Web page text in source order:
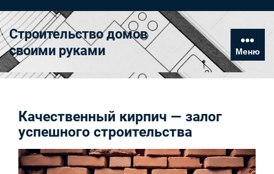
к
содержимому
Строительство домов
своими руками
Меню
Качественный кирпич — залог
успешного строительства